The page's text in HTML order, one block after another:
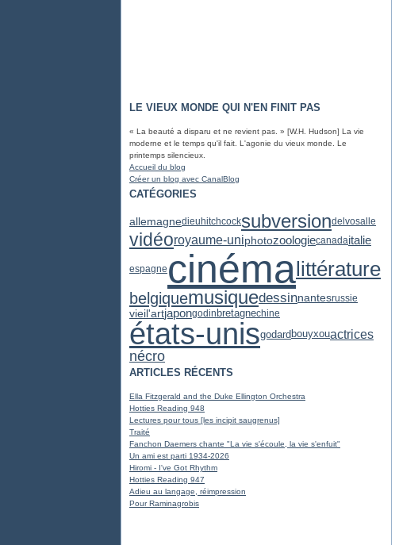
LE VIEUX MONDE QUI N'EN FINIT PAS
« La beauté a disparu et ne revient pas. » [W.H. Hudson] La vie
moderne et le temps qu'il fait. L'agonie du vieux monde. Le
printemps silencieux.
Accueil du blog
Créer un blog avec CanalBlog
CATÉGORIES
allemagnedieu hitchcocksubversiondelvosalle
vidéoroyaume-uniphotozoologiecanadaitalie
espagne cinémalittérature
belgiquemusiquedessinnantesrussie
vieil'artjapongodin bretagnechine
états-unisgodardbouyxouactrices
nécro
ARTICLES RÉCENTS
Ella Fitzgerald and the Duke Ellington Orchestra
Hotties Reading 948
Lectures pour tous [les incipit saugrenus]
Traité
Fanchon Daemers chante "La vie s'écoule, la vie s'enfuit"
Un ami est parti 1934-2026
Hiromi - I've Got Rhythm
Hotties Reading 947
Adieu au langage, réimpression
Pour Raminagrobis